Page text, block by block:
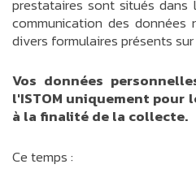
prestataires sont situés dans
communication des
divers formulaires présents
Vos données
l'ISTOM uniquement pour
à la finalité de la collecte.
Ce temps :